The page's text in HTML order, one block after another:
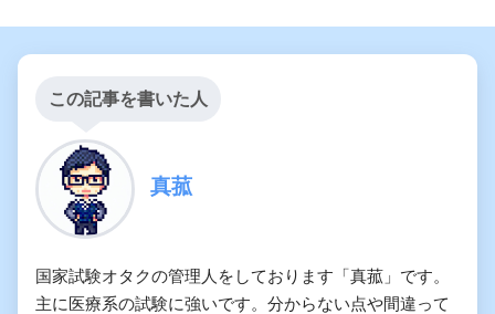
この記事を書いた人
真菰
国家試験オタクの管理人をしております「真菰」です。
主に医療系の試験に強いです。分からない点や間違って